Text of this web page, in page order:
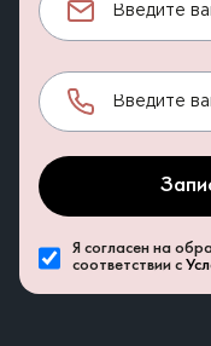
Я согласен на
соответствии с